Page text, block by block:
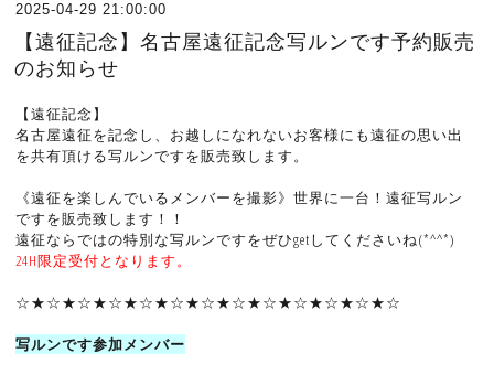
2025-04-29 21:00:00
【遠征記念】名古屋遠征記念写ルンです予約販売
のお知らせ
【遠征記念】
名古屋遠征を記念し、お越しになれないお客様にも遠征の思い出
を共有頂ける写ルンですを販売致します。
《遠征を楽しんでいるメンバーを撮影》世界に一台！遠征写ルン
ですを販売致します！！
遠征ならではの特別な写ルンですをぜひgetしてくださいね(*^^*)
24H限定受付となります。
☆★☆★☆★☆★☆★☆★☆★☆★☆★☆★☆★☆★☆
写ルンです参加メンバー